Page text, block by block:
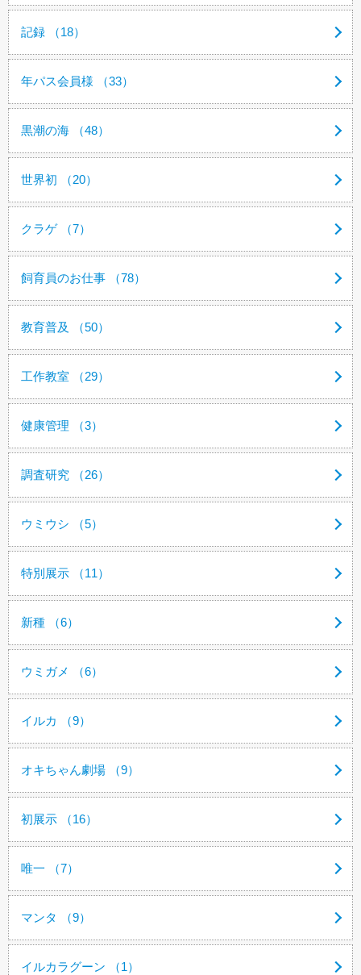
記録 （18）
年パス会員様 （33）
黒潮の海 （48）
世界初 （20）
クラゲ （7）
飼育員のお仕事 （78）
教育普及 （50）
工作教室 （29）
健康管理 （3）
調査研究 （26）
ウミウシ （5）
特別展示 （11）
新種 （6）
ウミガメ （6）
イルカ （9）
オキちゃん劇場 （9）
初展示 （16）
唯一 （7）
マンタ （9）
イルカラグーン （1）